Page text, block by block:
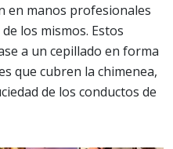
en manos profesionales
los mismos. Estos
a un cepillado en forma
que cubren la chimenea,
de los conductos de